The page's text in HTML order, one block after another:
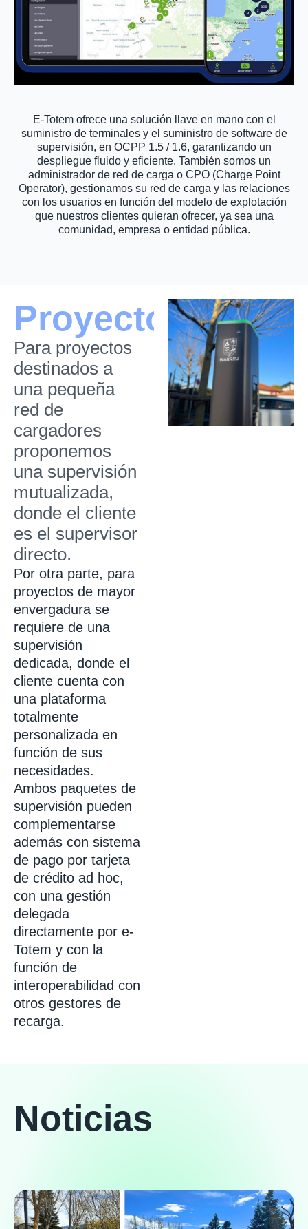
E-Totem ofrece una solución llave en mano con el
suministro de terminales y el suministro de software de
supervisión, en OCPP 1.5 / 1.6, garantizando un
despliegue fluido y eficiente. También somos un
administrador de red de carga o CPO (Charge Point
Operator), gestionamos su red de carga y las relaciones
con los usuarios en función del modelo de explotación
que nuestros clientes quieran ofrecer, ya sea una
comunidad, empresa o entidad pública.
Proyectos
Para proyectos
destinados a
una pequeña
red de
cargadores
proponemos
una supervisión
mutualizada,
donde el cliente
es el supervisor
directo.
Por otra parte, para
proyectos de mayor
envergadura se
requiere de una
supervisión
dedicada, donde el
cliente cuenta con
una plataforma
totalmente
personalizada en
función de sus
necesidades.
Ambos paquetes de
supervisión pueden
complementarse
además con sistema
de pago por tarjeta
de crédito ad hoc,
con una gestión
delegada
directamente por e-
Totem y con la
función de
interoperabilidad con
otros gestores de
recarga.
Noticias